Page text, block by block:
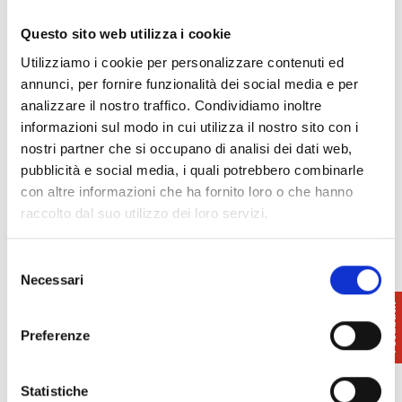
Questo sito web utilizza i cookie
Utilizziamo i cookie per personalizzare contenuti ed
annunci, per fornire funzionalità dei social media e per
analizzare il nostro traffico. Condividiamo inoltre
informazioni sul modo in cui utilizza il nostro sito con i
nostri partner che si occupano di analisi dei dati web,
pubblicità e social media, i quali potrebbero combinarle
con altre informazioni che ha fornito loro o che hanno
raccolto dal suo utilizzo dei loro servizi.
delNecessari
Preferenze
Statistiche
ATTRAZIONI
Capannoli| Area Sosta camper e pista
ciclabile
dello stadio comunale, nella parte finale di Via
Berlinguer. L’area è stata…
Capannoli | Santo Pietro Belvedere
Santo Pietro Belvedere, unica frazione del Comune
di Capannoli, sorge su una collina il cui punto più